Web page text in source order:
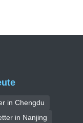
in Chengdu
in Nanjing